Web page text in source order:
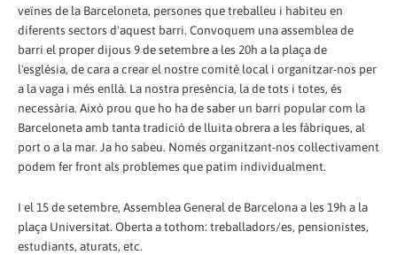
veïnes de la Barceloneta, persones que treballeu i habiteu en
diferents sectors d'aquest barri. Convoquem una assemblea de
barri el proper dijous 9 de setembre a les 20h a la plaça de
l'església, de cara a crear el nostre comitè local i organitzar-nos per
a la vaga i més enllà. La nostra presència, la de tots i totes, és
necessària. Això prou que ho ha de saber un barri popular com la
Barceloneta amb tanta tradició de lluita obrera a les fàbriques, al
port o a la mar. Ja ho sabeu. Només organitzant-nos col·lectivament
podem fer front als problemes que patim individualment.
I el 15 de setembre, Assemblea General de Barcelona a les 19h a la
plaça Universitat. Oberta a tothom: treballadors/es, pensionistes,
estudiants, aturats, etc.